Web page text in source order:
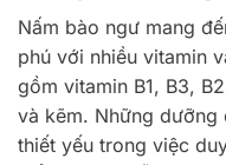
Nấm bào ngư mang
phú với nhiều vitamin
gồm vitamin B1, B3,
và kẽm. Những
thiết yếu trong việc